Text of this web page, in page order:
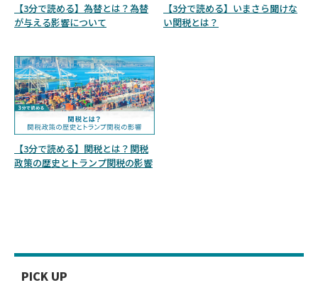
【3分で読める】為替とは？為替
が与える影響について
【3分で読める】いまさら聞けな
い関税とは？
【3分で読める】関税とは？関税
政策の歴史とトランプ関税の影響
PICK UP